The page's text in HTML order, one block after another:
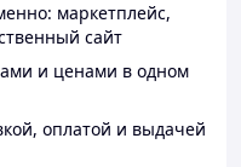
маркетплейс,
сайт
и ценами в одном
оплатой и выдачей